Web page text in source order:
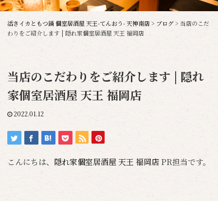
活きイカともつ鍋 個室居酒屋 天王-てんおう- 天神南店> ブログ> 当店のこだ
わりをご紹介します | 隠れ家個室居酒屋 天王 福岡店
当店のこだわりをご紹介します | 隠れ
家個室居酒屋 天王 福岡店
2022.01.12
こんにちは、 隠れ家個室居酒屋 天王 福岡店 PR担当です。